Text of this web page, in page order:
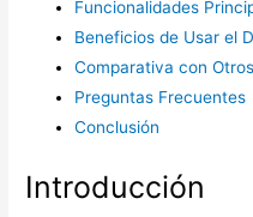
Funcionalidades
Beneficios de Usar el
Comparativa con
Preguntas Frecuentes
Conclusión
Introducción